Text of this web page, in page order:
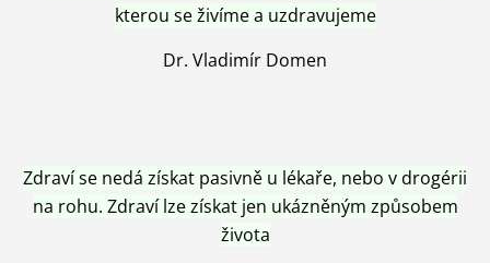
kterou se živíme a uzdravujeme
Dr. Vladimír Domen
Zdraví se nedá získat pasivně u lékaře, nebo v drogérii
na rohu. Zdraví lze získat jen ukázněným způsobem
života